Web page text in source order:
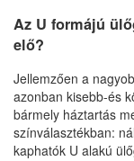
Az U formájú
elő?
Jellemzően a
azonban kisebb-és
bármely háztartás
színválasztékban:
kaphatók U alakú